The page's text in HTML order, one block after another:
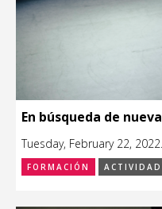
En búsqueda de
Tuesday, February 22, 2022.
FORMACIÓN